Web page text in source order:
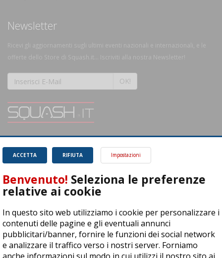
Newsletter
Ricevi gli aggiornamenti sugli ultimi eventi nazionali e internazionali, e le
offerte dello Store di Squash.it... Iscriviti alla nostra Newsletter!
OK!
magnifico sport.
Leggi
RIFIUTA
ACCETTA Impostazioni
Benvenuto! Seleziona le preferenze
relative ai cookie
In questo sito web utilizziamo i cookie per personalizzare i
contenuti delle pagine e gli eventuali annunci
pubblicitari/banner, fornire le funzioni dei social network
e analizzare il traffico verso i nostri server. Forniamo
ASD Let's Sport - Via T. Olivelli 3, 25014 Castenedolo (BS) - P. Iva:
04278030988
© Copyright 2015 | All Rights Reserved - Powered byDynDevice